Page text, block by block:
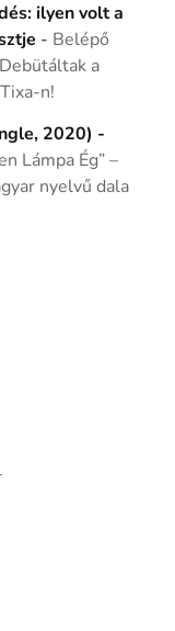
ilyen volt a
- Belépő
a
n!
2020) -
Lámpa Ég” –
nyelvű dala